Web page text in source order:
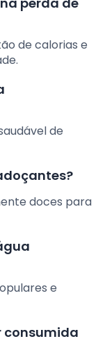
de calorias e
de
doces para
e
consumida